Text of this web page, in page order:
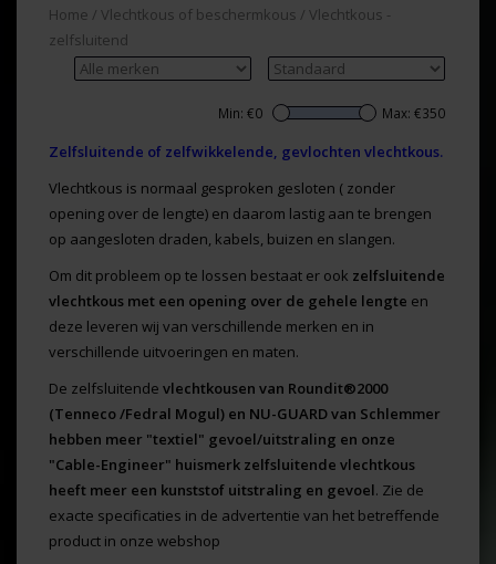
Home / Vlechtkous of beschermkous / Vlechtkous -
zelfsluitend
Min: €0 Max: €350
Zelfsluitende of zelfwikkelende, gevlochten vlechtkous.
Vlechtkous is normaal gesproken gesloten ( zonder
opening over de lengte) en daarom lastig aan te brengen
op aangesloten draden, kabels, buizen en slangen.
Om dit probleem op te lossen bestaat er ook zelfsluitende
vlechtkous met een opening over de gehele lengte en
deze leveren wij van verschillende merken en in
verschillende uitvoeringen en maten.
De zelfsluitende vlechtkousen van Roundit®2000
(Tenneco /Fedral Mogul) en NU-GUARD van Schlemmer
hebben meer "textiel" gevoel/uitstraling en onze
"Cable-Engineer" huismerk zelfsluitende vlechtkous
heeft meer een kunststof uitstraling en gevoel. Zie de
exacte specificaties in de advertentie van het betreffende
product in onze webshop